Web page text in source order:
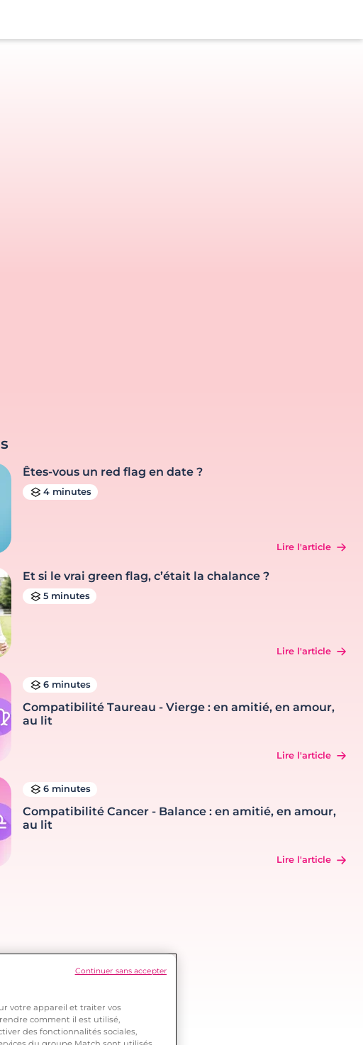
Êtes-vous un red flag en date ?
4 minutes
Lire l'article
Et si le vrai green flag, c’était la chalance ?
5 minutes
Lire l'article
6 minutes
Compatibilité Taureau - Vierge : en amitié, en amour,
au lit
Lire l'article
6 minutes
Compatibilité Cancer - Balance : en amitié, en amour,
au lit
Lire l'article
votre appareil et traiter vos
comment il est utilisé,
des fonctionnalités sociales,
Continuer sans accepter